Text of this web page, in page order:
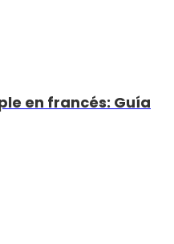
en francés: Guía